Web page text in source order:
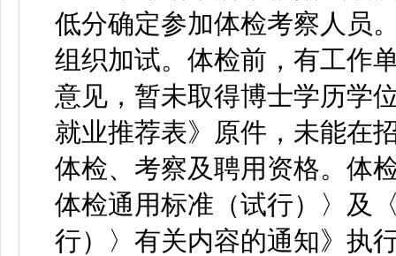
低分确定参加体检考察人员
组织加试。体检前，有工作
意见，暂未取得博士学历学
就业推荐表》原件，未能在
体检、考察及聘用资格。体
体检通用标准（试行）〉及
行）〉有关内容的通知》执